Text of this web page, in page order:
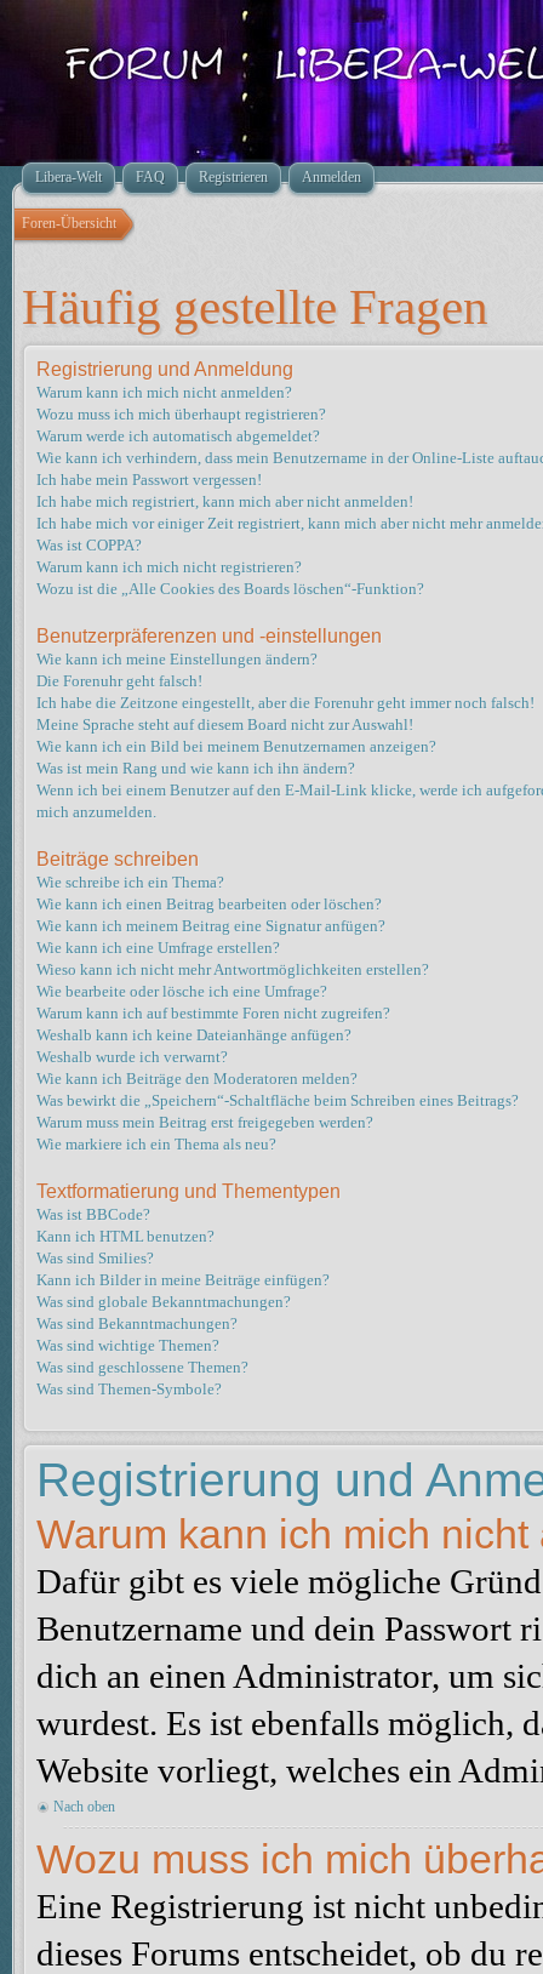
Libera-Welt FAQ Registrieren Anmelden
Foren-Übersicht
Häufig gestellte Fragen
Registrierung und Anmeldung
Warum kann ich mich nicht anmelden?
Wozu muss ich mich überhaupt registrieren?
Warum werde ich automatisch abgemeldet?
Wie kann ich verhindern, dass mein Benutzername in der Online-Liste
Ich habe mein Passwort vergessen!
Ich habe mich registriert, kann mich aber nicht anmelden!
Ich habe mich vor einiger Zeit registriert, kann mich aber nicht mehr
Was ist COPPA?
Warum kann ich mich nicht registrieren?
Wozu ist die „Alle Cookies des Boards löschen“-Funktion?
Benutzerpräferenzen und -einstellungen
Wie kann ich meine Einstellungen ändern?
Die Forenuhr geht falsch!
Ich habe die Zeitzone eingestellt, aber die Forenuhr geht immer noch falsch!
Meine Sprache steht auf diesem Board nicht zur Auswahl!
Wie kann ich ein Bild bei meinem Benutzernamen anzeigen?
Was ist mein Rang und wie kann ich ihn ändern?
Wenn ich bei einem Benutzer auf den E-Mail-Link klicke, werde ich
mich anzumelden.
Beiträge schreiben
Wie schreibe ich ein Thema?
Wie kann ich einen Beitrag bearbeiten oder löschen?
Wie kann ich meinem Beitrag eine Signatur anfügen?
Wie kann ich eine Umfrage erstellen?
Wieso kann ich nicht mehr Antwortmöglichkeiten erstellen?
Wie bearbeite oder lösche ich eine Umfrage?
Warum kann ich auf bestimmte Foren nicht zugreifen?
Weshalb kann ich keine Dateianhänge anfügen?
Weshalb wurde ich verwarnt?
Wie kann ich Beiträge den Moderatoren melden?
Was bewirkt die „Speichern“-Schaltfläche beim Schreiben eines Beitrags?
Warum muss mein Beitrag erst freigegeben werden?
Wie markiere ich ein Thema als neu?
Textformatierung und Thementypen
Was ist BBCode?
Kann ich HTML benutzen?
Was sind Smilies?
Kann ich Bilder in meine Beiträge einfügen?
Was sind globale Bekanntmachungen?
Was sind Bekanntmachungen?
Was sind wichtige Themen?
Was sind geschlossene Themen?
Was sind Themen-Symbole?
Registrierung und
Warum kann ich mich nicht
Dafür gibt es viele mögliche
Benutzername und dein Passwort
dich an einen Administrator, um
wurdest. Es ist ebenfalls möglich,
Website vorliegt, welches ein
Nach oben
Wozu muss ich mich
Eine Registrierung ist nicht
dieses Forums entscheidet, ob du